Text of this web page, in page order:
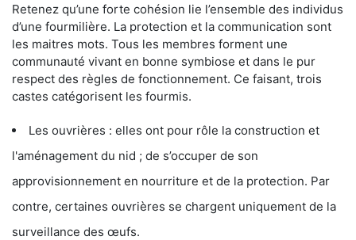
Retenez qu’une forte cohésion lie l’ensemble des individus
d’une fourmilière. La protection et la communication sont
les maitres mots. Tous les membres forment une
communauté vivant en bonne symbiose et dans le pur
respect des règles de fonctionnement. Ce faisant, trois
castes catégorisent les fourmis.
Les ouvrières : elles ont pour rôle la construction et
l'aménagement du nid ; de s’occuper de son
approvisionnement en nourriture et de la protection. Par
contre, certaines ouvrières se chargent uniquement de la
surveillance des œufs.